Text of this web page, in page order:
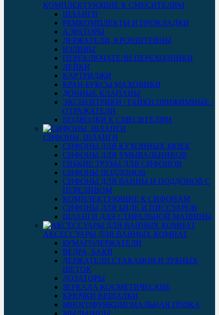
КОМПЛЕКТУЮЩИЕ К СМЕСИТЕЛЯМ
ШЛАНГИ
РЕМКОМПЛЕКТЫ И ПРОКЛАДКИ
АЭРАТОРЫ
ДЕРЖАТЕЛИ, КРОНШТЕЙНЫ
ИЗЛИВЫ
ПЕРЕКЛЮЧАТЕЛИ ПЕРЕХОДНИКИ
ЛЕЙКИ
КАРТРИДЖИ
КРАН-БУКСЫ МАХОВИКИ
ДОННЫЕ КЛАПАНЫ
ЭКСЦЕНТРИКИ / ГАЙКИ ПРИЖИМНЫЕ /
ОТРАЖАТЕЛИ
ПОДВОДКИ К СМЕСИТЕЛЯМ
СИФОНЫ, ШЛАНГИ
СИФОНЫ ДЛЯ КУХОННЫХ МОЕК
СИФОНЫ ДЛЯ УМЫВАЛЬНИКОВ
ГИБКИЕ ТРУБЫ ДЛЯ СИФОНОВ
СИФОНЫ ПОДДОНОВ
СИФОНЫ ДЛЯ ВАННЫ И ПОДДОНОВ С
ПЕРЕЛИВОМ
КОМПЛЕКТУЮЩИЕ К СИФОНАМ
СИФОНЫ ДЛЯ БИДЕ И ПИССУАРОВ
ШЛАНГИ ДЛЯ СТИРАЛЬНОЙ МАШИНЫ
АКСЕССУАРЫ ДЛЯ ВАННЫХ КОМНАТ
БУМАГОДЕРЖАТЕЛИ
ВЕДРА, БАКИ
ДЕРЖАТЕЛИ СТАКАНОВ И ЗУБНЫХ
ЩЕТОК
ДОЗАТОРЫ
ЗЕРКАЛА КОСМЕТИЧЕСКИЕ
КРЮЧКИ ВЕШАЛКИ
МНОГОФУНКЦИОНАЛЬНАЯ ПОЛКА
МЫЛЬНИЦЫ